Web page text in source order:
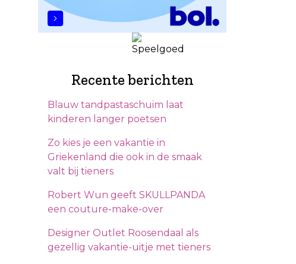
Recente berichten
Blauw tandpastaschuim laat
kinderen langer poetsen
Zo kies je een vakantie in
Griekenland die ook in de smaak
valt bij tieners
Robert Wun geeft SKULLPANDA
een couture-make-over
Designer Outlet Roosendaal als
gezellig vakantie-uitje met tieners